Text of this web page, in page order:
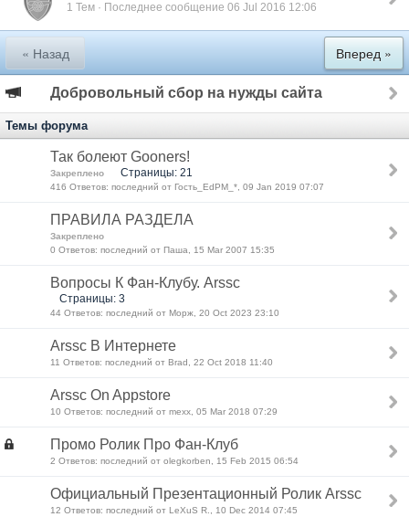
1 Тем · Последнее сообщение 06 Jul 2016 12:06
« Назад Вперед »
Добровольный сбор на нужды сайта
Темы форума
Так болеют Gooners!
Закреплено Страницы: 21
416 Ответов: последний от Гость_EdPM_*, 09 Jan 2019 07:07
ПРАВИЛА РАЗДЕЛА
Закреплено
0 Ответов: последний от Паша, 15 Mar 2007 15:35
Вопросы К Фан-Клубу. Arssc
Страницы: 3
44 Ответов: последний от Морж, 20 Oct 2023 23:10
Arssc В Интернете
11 Ответов: последний от Brad, 22 Oct 2018 11:40
Arssc On Appstore
10 Ответов: последний от mexx, 05 Mar 2018 07:29
Промо Ролик Про Фан-Клуб
2 Ответов: последний от olegkorben, 15 Feb 2015 06:54
Официальный Презентационный Ролик Arssc
12 Ответов: последний от LeXuS R., 10 Dec 2014 07:45